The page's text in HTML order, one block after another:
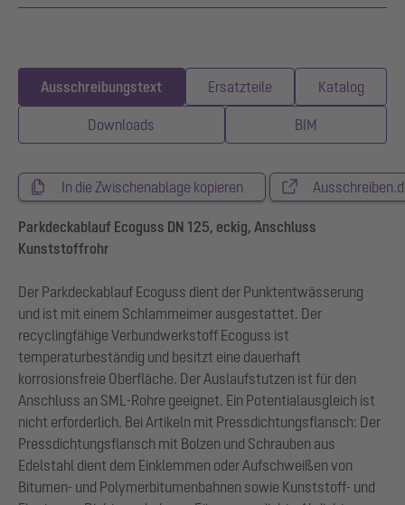
Ausschreibungstext Ersatzteile Katalog
Downloads BIM
In die Zwischenablage kopieren
Parkdeckablauf Ecoguss DN 125, eckig, Anschluss
Kunststoffrohr
Der Parkdeckablauf Ecoguss dient der Punktentwässerung
und ist mit einem Schlammeimer ausgestattet. Der
recyclingfähige Verbundwerkstoff Ecoguss ist
temperaturbeständig und besitzt eine dauerhaft
korrosionsfreie Oberfläche. Der Auslaufstutzen ist für den
Anschluss an SML-Rohre geeignet. Ein Potentialausgleich ist
nicht erforderlich. Bei Artikeln mit Pressdichtungsflansch: Der
Pressdichtungsflansch mit Bolzen und Schrauben aus
Edelstahl dient dem Einklemmen oder Aufschweißen von
Bitumen- und Polymerbitumenbahnen sowie Kunststoff- und